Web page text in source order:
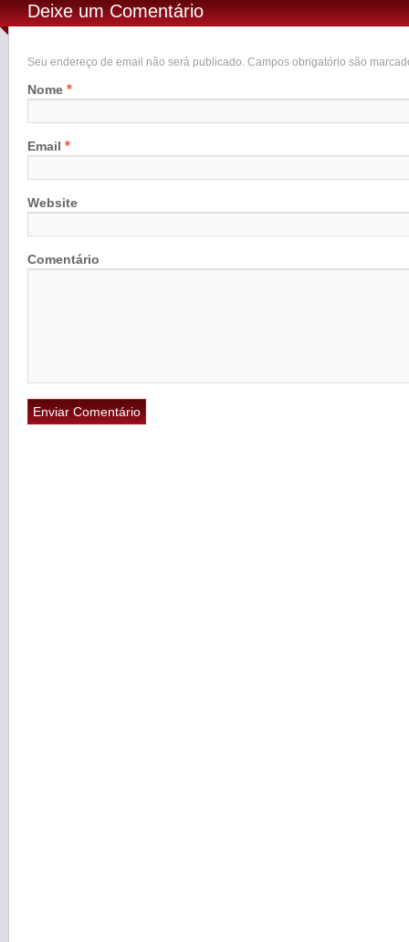
Deixe um Comentário
Seu endereço de email não será publicado. Campos obrigatório são
Nome *
Email *
Website
Comentário